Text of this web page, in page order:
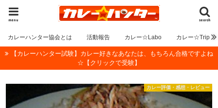
search
menu
カレーハンター協会とは 活動報告 カレー☆Labo カレー☆Trip
【カレーハンター試験】カレー好きなあなたは、もちろん合格ですよね
☆【クリックで受験】
カレー評価・感想・レビュー